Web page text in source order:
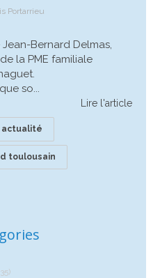
Portarrieu
Bernard Delmas,
la PME familiale
so...
Lire l'article
actualité
toulousain